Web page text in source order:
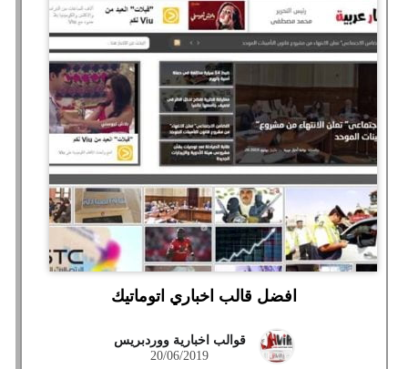
افضل قالب اخباري اتوماتيك
قوالب اخبارية ووردبريس
20/06/2019